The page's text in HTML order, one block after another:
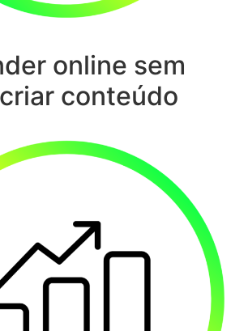
online sem
conteúdo